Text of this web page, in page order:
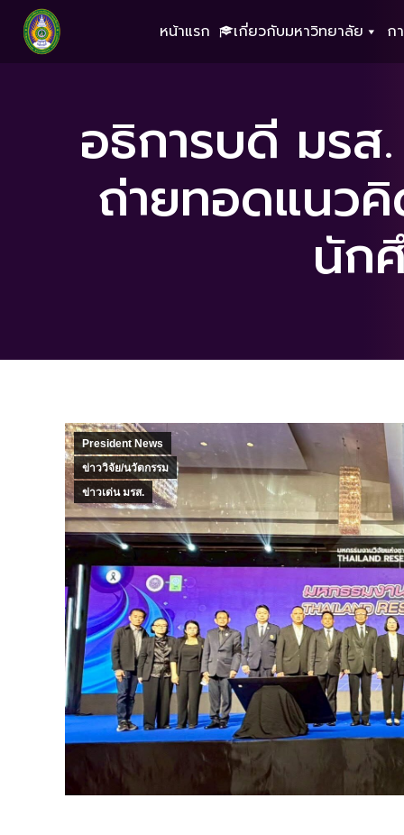
หน้าแรก เกี่ยวกับมหาวิทยาลัย ก
อธิการบดี มรส
ถ่ายทอดแนว
นัก
President News
ข่าววิจัย/นวัตกรรม
ข่าวเด่น มรส.